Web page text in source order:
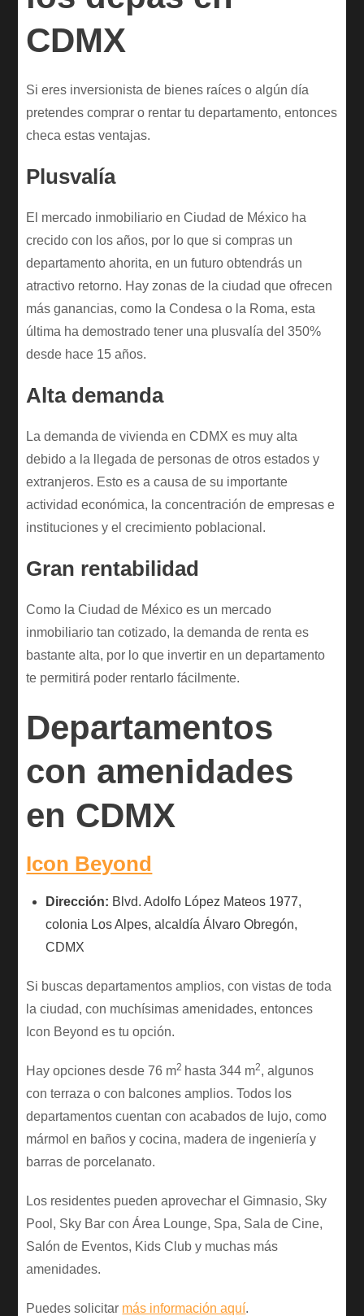
CDMX
Si eres inversionista de bienes raíces o algún día
pretendes comprar o rentar tu departamento, entonces
checa estas ventajas.
Plusvalía
El mercado inmobiliario en Ciudad de México ha
crecido con los años, por lo que si compras un
departamento ahorita, en un futuro obtendrás un
atractivo retorno. Hay zonas de la ciudad que ofrecen
más ganancias, como la Condesa o la Roma, esta
última ha demostrado tener una plusvalía del 350%
desde hace 15 años.
Alta demanda
La demanda de vivienda en CDMX es muy alta
debido a la llegada de personas de otros estados y
extranjeros. Esto es a causa de su importante
actividad económica, la concentración de empresas e
instituciones y el crecimiento poblacional.
Gran rentabilidad
Como la Ciudad de México es un mercado
inmobiliario tan cotizado, la demanda de renta es
bastante alta, por lo que invertir en un departamento
te permitirá poder rentarlo fácilmente.
Departamentos
con amenidades
en CDMX
Icon Beyond
Dirección: Blvd. Adolfo López Mateos 1977,
colonia Los Alpes, alcaldía Álvaro Obregón,
CDMX
Si buscas departamentos amplios, con vistas de toda
la ciudad, con muchísimas amenidades, entonces
Icon Beyond es tu opción.
Hay opciones desde 76 m2 hasta 344 m2, algunos
con terraza o con balcones amplios. Todos los
departamentos cuentan con acabados de lujo, como
mármol en baños y cocina, madera de ingeniería y
barras de porcelanato.
Los residentes pueden aprovechar el Gimnasio, Sky
Pool, Sky Bar con Área Lounge, Spa, Sala de Cine,
Salón de Eventos, Kids Club y muchas más
amenidades.
Puedes solicitar más información aquí.